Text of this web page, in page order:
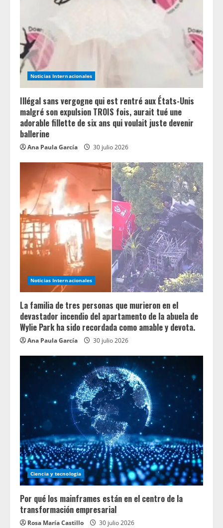
Noticias Internacionales
Illégal sans vergogne qui est rentré aux États-Unis
malgré son expulsion TROIS fois, aurait tué une
adorable fillette de six ans qui voulait juste devenir
ballerine
Ana Paula García 30 julio 2026
Noticias Internacionales
La familia de tres personas que murieron en el
devastador incendio del apartamento de la abuela de
Wylie Park ha sido recordada como amable y devota.
Ana Paula García 30 julio 2026
Ciencia y tecnologia
Por qué los mainframes están en el centro de la
transformación empresarial
Rosa María Castillo 30 julio 2026